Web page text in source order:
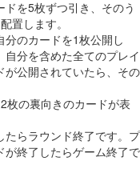
を5枚ずつ引き、そのう
置します。
のカードを1枚公開し
分を含めた全てのプレイ
が公開されていたら、その
枚の裏向きのカードが表
たらラウンド終了です。プ
が終了したらゲーム終了で